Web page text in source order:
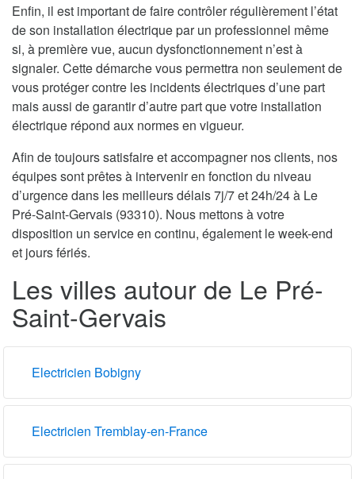
Enfin, il est important de faire contrôler régulièrement l’état
de son installation électrique par un professionnel même
si, à première vue, aucun dysfonctionnement n’est à
signaler. Cette démarche vous permettra non seulement de
vous protéger contre les incidents électriques d’une part
mais aussi de garantir d’autre part que votre installation
électrique répond aux normes en vigueur.
Afin de toujours satisfaire et accompagner nos clients, nos
équipes sont prêtes à intervenir en fonction du niveau
d’urgence dans les meilleurs délais 7j/7 et 24h/24 à Le
Pré-Saint-Gervais (93310). Nous mettons à votre
disposition un service en continu, également le week-end
et jours fériés.
Les villes autour de Le Pré-
Saint-Gervais
Electricien Bobigny
Electricien Tremblay-en-France